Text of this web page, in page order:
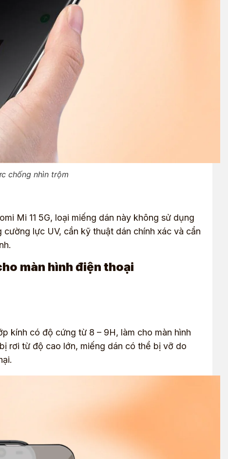
chống nhìn trộm
Mi 11 5G, loại miếng dán này không sử dụng
lực UV, cần kỹ thuật dán chính xác và cẩn
màn hình điện thoại
kính có độ cứng từ 8 – 9H, làm cho màn hình
rơi từ độ cao lớn, miếng dán có thể bị vỡ do